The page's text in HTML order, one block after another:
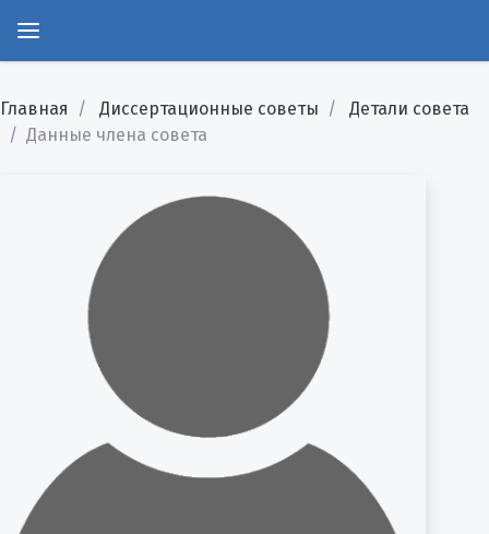
Главная Диссертационные советы
Детали совета
Данные члена совета